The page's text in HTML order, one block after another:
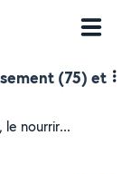
(75) et
le nourrir...